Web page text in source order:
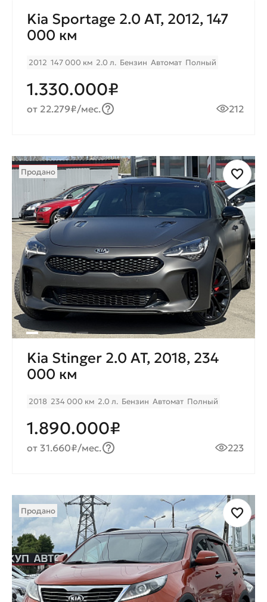
Kia Sportage 2.0 AT, 2012, 147
000 км
2012 147 000 км 2.0 л. Бензин Автомат Полный
1.330.000₽
от 22.279₽/мес. 212
Продано
Kia Stinger 2.0 AT, 2018, 234
000 км
2018 234 000 км 2.0 л. Бензин Автомат Полный
1.890.000₽
от 31.660₽/мес. 223
Продано